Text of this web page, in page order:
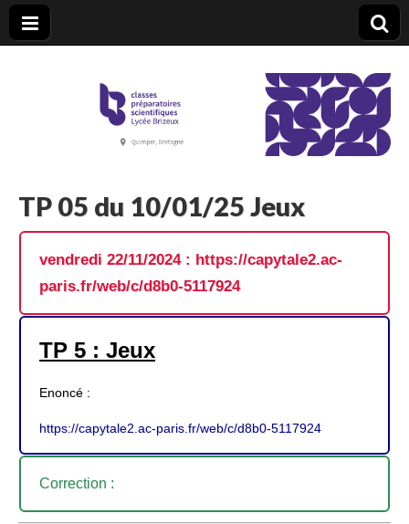
CPGE Brizeux
TP 05 du 10/01/25 Jeux
vendredi 22/11/2024 : https://capytale2.ac-
paris.fr/web/c/d8b0-5117924
TP 5 : Jeux
Enoncé :
https://capytale2.ac-paris.fr/web/c/d8b0-5117924
Correction :